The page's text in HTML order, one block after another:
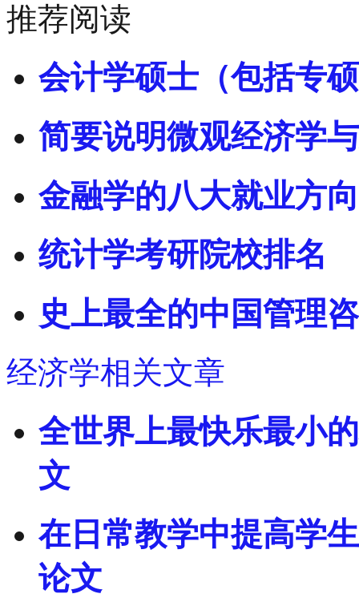
推荐阅读
会计学硕士（包括专
简要说明微观经济学
金融学的八大就业方
统计学考研院校排名
史上最全的中国管理
经济学相关文章
全世界上最快乐最小
文
在日常教学中提高学
论文